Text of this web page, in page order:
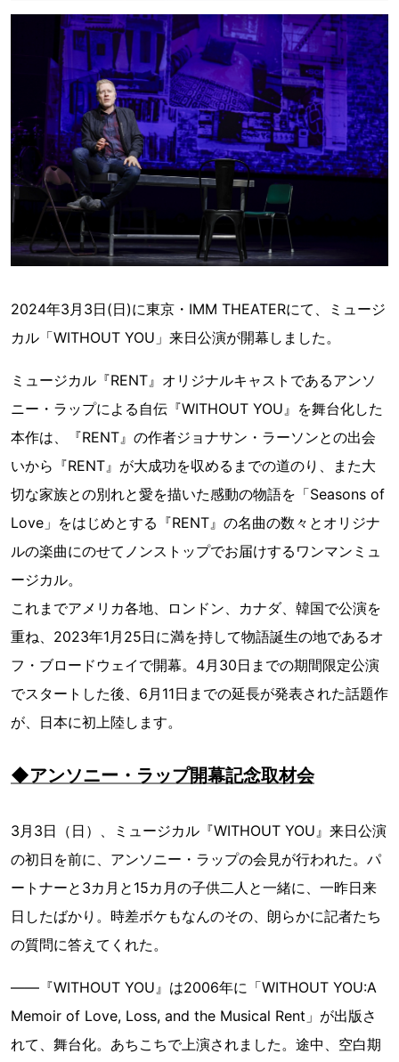
2024年3月3日(日)に東京・IMM THEATERにて、ミュージ
カル「WITHOUT YOU」来日公演が開幕しました。
ミュージカル『RENT』オリジナルキャストであるアンソ
ニー・ラップによる自伝『WITHOUT YOU』を舞台化した
本作は、『RENT』の作者ジョナサン・ラーソンとの出会
いから『RENT』が大成功を収めるまでの道のり、また大
切な家族との別れと愛を描いた感動の物語を「Seasons of
Love」をはじめとする『RENT』の名曲の数々とオリジナ
ルの楽曲にのせてノンストップでお届けするワンマンミュ
ージカル。
これまでアメリカ各地、ロンドン、カナダ、韓国で公演を
重ね、2023年1月25日に満を持して物語誕生の地であるオ
フ・ブロードウェイで開幕。4月30日までの期間限定公演
でスタートした後、6月11日までの延⻑が発表された話題作
が、日本に初上陸します。
◆アンソニー・ラップ開幕記念取材会
3月3日（日）、ミュージカル『WITHOUT YOU』来日公演
の初日を前に、アンソニー・ラップの会見が行われた。パ
ートナーと3カ月と15カ月の子供二人と一緒に、一昨日来
日したばかり。時差ボケもなんのその、朗らかに記者たち
の質問に答えてくれた。
――『WITHOUT YOU』は2006年に「WITHOUT YOU:A
Memoir of Love, Loss, and the Musical Rent」が出版さ
れて、舞台化。あちこちで上演されました。途中、空白期